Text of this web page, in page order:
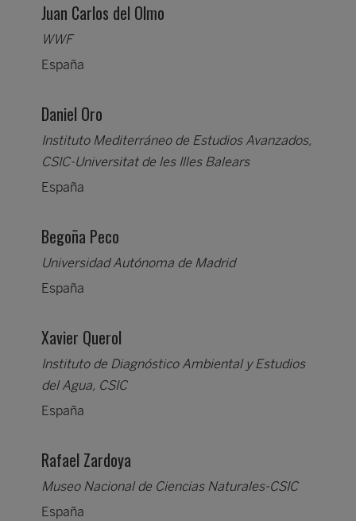
Juan Carlos del Olmo
WWF
España
Daniel Oro
Instituto Mediterráneo de Estudios Avanzados,
CSIC-Universitat de les Illes Balears
España
Begoña Peco
Universidad Autónoma de Madrid
España
Xavier Querol
Instituto de Diagnóstico Ambiental y Estudios
del Agua, CSIC
España
Rafael Zardoya
Museo Nacional de Ciencias Naturales-CSIC
España